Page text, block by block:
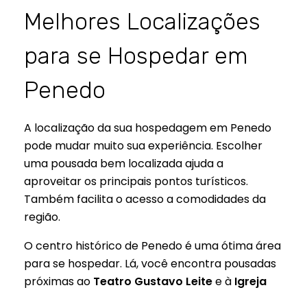
Melhores Localizações
para se Hospedar em
Penedo
A localização da sua hospedagem em Penedo
pode mudar muito sua experiência. Escolher
uma pousada bem localizada ajuda a
aproveitar os principais pontos turísticos.
Também facilita o acesso a comodidades da
região.
O centro histórico de Penedo é uma ótima área
para se hospedar. Lá, você encontra pousadas
próximas ao Teatro Gustavo Leitee à Igreja